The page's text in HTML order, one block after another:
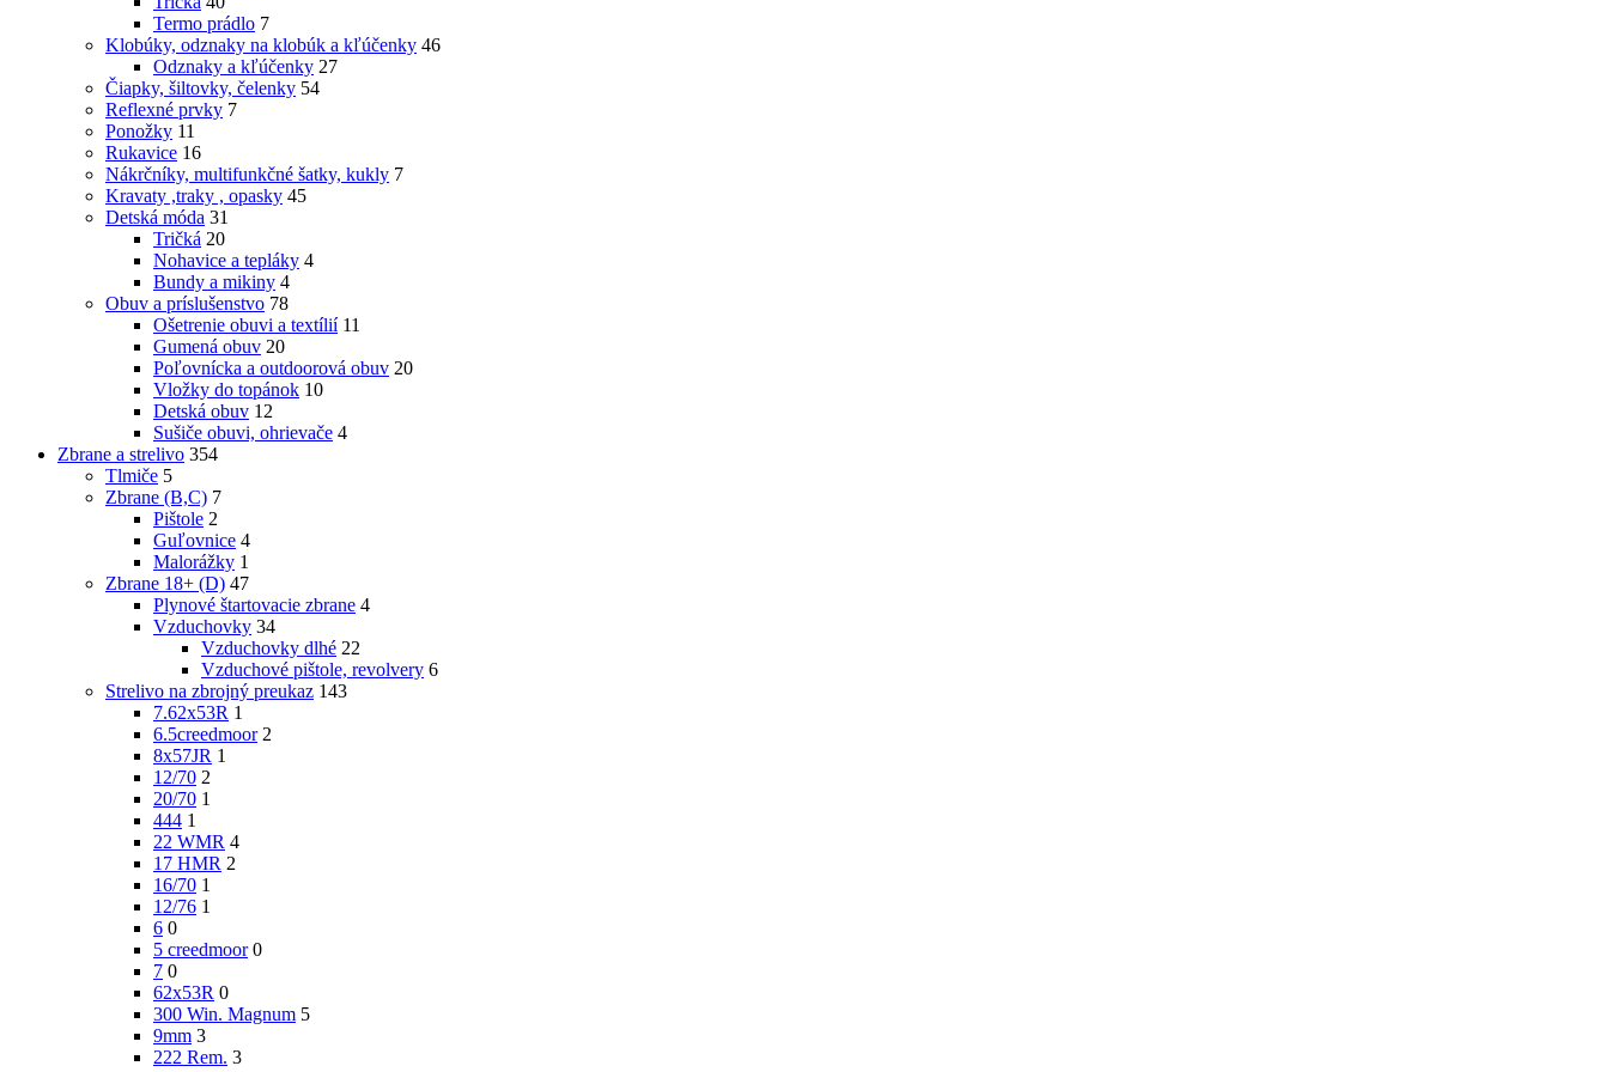
Termo prádlo 7
Klobúky, odznaky na klobúk a kľúčenky 46
Odznaky a kľúčenky 27
Čiapky, šiltovky, čelenky 54
Reflexné prvky 7
Ponožky 11
Rukavice 16
Nákrčníky, multifunkčné šatky, kukly 7
Kravaty ,traky , opasky 45
Detská móda 31
Tričká 20
Nohavice a tepláky 4
Bundy a mikiny 4
Obuv a príslušenstvo 78
Ošetrenie obuvi a textílií 11
Gumená obuv 20
Poľovnícka a outdoorová obuv 20
Vložky do topánok 10
Detská obuv 12
Sušiče obuvi, ohrievače 4
Zbrane a strelivo 354
Tlmiče 5
Zbrane (B,C) 7
Pištole 2
Guľovnice 4
Malorážky 1
Zbrane 18+ (D) 47
Plynové štartovacie zbrane 4
Vzduchovky 34
Vzduchovky dlhé 22
Vzduchové pištole, revolvery 6
Strelivo na zbrojný preukaz 143
7.62x53R 1
6.5creedmoor 2
8x57JR 1
12/70 2
20/70 1
444 1
22 WMR 4
17 HMR 2
16/70 1
12/76 1
6 0
5 creedmoor 0
7 0
62x53R 0
300 Win. Magnum 5
9mm 3
222 Rem. 3